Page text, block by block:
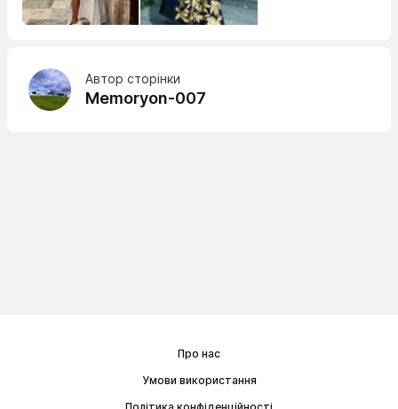
Автор сторінки
Memoryon-007
Про нас
Умови використання